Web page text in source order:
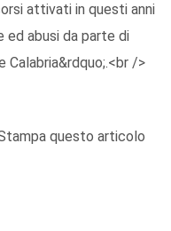
attivati in questi anni
ed abusi da parte di
/>
questo articolo